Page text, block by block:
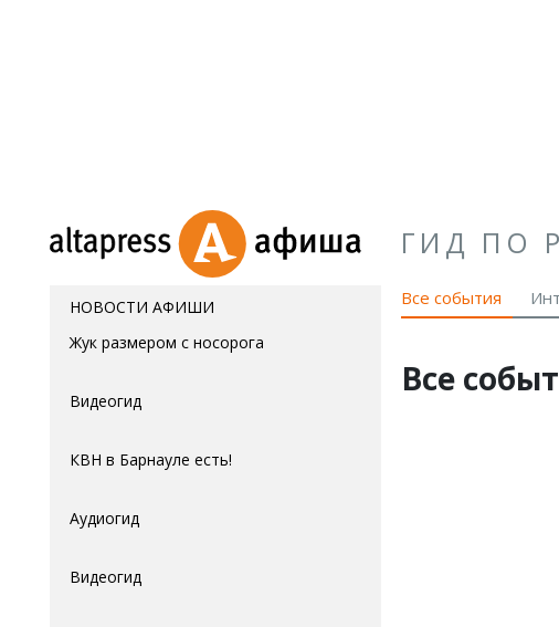
ГИД ПО
НОВОСТИ АФИШИ Все события
Жук размером с носорога
Видеогид
КВН в Барнауле есть!
Аудиогид
Видеогид
Все